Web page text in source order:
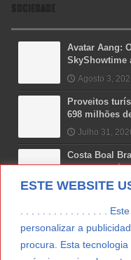
ESTE WEBSITE
. . . . . . . . . . . . . . . .
personalizar a
procura. Esta
SOCIEDADE
Avatar Aang:
SkyShowtime
Agosto 3,
Proveitos
698 milhões
Julho 31,
Costa Boal
aposta nos
Julho 29,
Novas 7
Julho 29, 2026